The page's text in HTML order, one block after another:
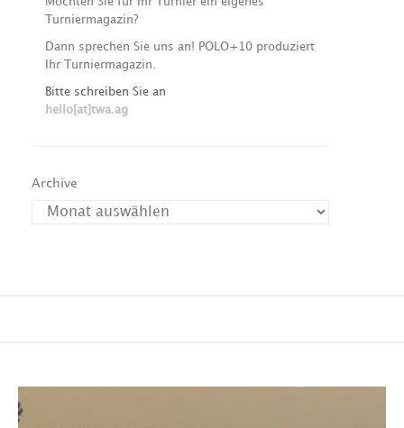
Turniermagazin?
Dann sprechen Sie uns an! POLO+10 produziert
Ihr Turniermagazin.
Bitte schreiben Sie an
hello[at]twa.ag
Archive